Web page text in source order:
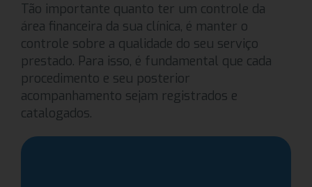
Tão importante quanto ter um controle da
área financeira da sua clínica, é manter o
controle sobre a qualidade do seu serviço
prestado. Para isso, é fundamental que cada
procedimento e seu posterior
acompanhamento sejam registrados e
catalogados.